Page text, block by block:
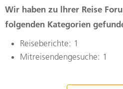
Wir haben zu lhrer Reise
folgenden Kategorien
Reiseberichte: 1
Mitreisendengesuche: 1